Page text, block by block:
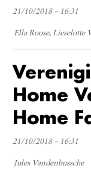
21/10/2018 – 16:31
Ella Roose Lieselotte
Home
Home
21/10/2018 – 16:31
Jules Vandenbussche